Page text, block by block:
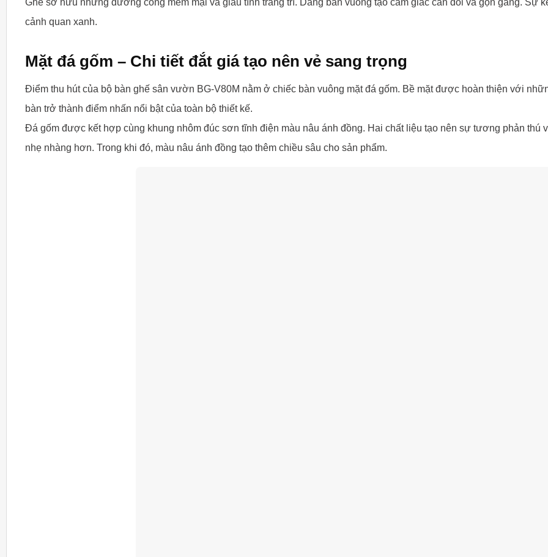
Ghế sở hữu những đường cong mềm mại và giàu tính trang trí. Dáng bàn vuông tạo cảm giác cân đối và gọn gàng. Sự
cảnh quan xanh.
Mặt đá gốm – Chi tiết đắt giá tạo nên vẻ sang trọng
Điểm thu hút của bộ bàn ghế sân vườn BG-V80M nằm ở chiếc bàn vuông mặt đá gốm. Bề mặt được hoàn thiện với
bàn trở thành điểm nhấn nổi bật của toàn bộ thiết kế.
Đá gốm được kết hợp cùng khung nhôm đúc sơn tĩnh điện màu nâu ánh đồng. Hai chất liệu tạo nên sự tương phản thú
nhẹ nhàng hơn. Trong khi đó, màu nâu ánh đồng tạo thêm chiều sâu cho sản phẩm.